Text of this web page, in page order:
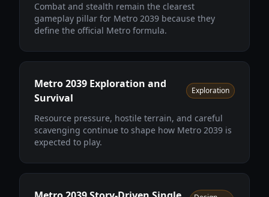
Combat and stealth remain the clearest
gameplay pillar for Metro 2039 because they
define the official Metro formula.
Metro 2039 Exploration and
Survival
Exploration
Resource pressure, hostile terrain, and careful
scavenging continue to shape how Metro 2039 is
expected to play.